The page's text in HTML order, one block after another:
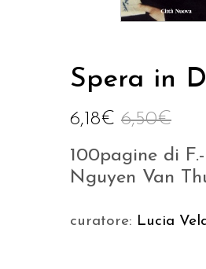
Spera in
6,50€
6,18€
100pagine di
Nguyen Van
curatore: Lucia